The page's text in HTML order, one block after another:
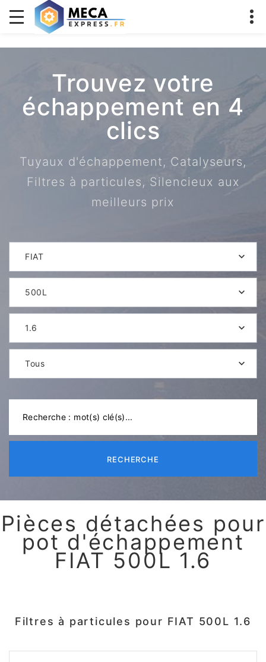
Trouvez votre
échappement en 4
clics
Tuyaux d'échappement, Catalyseurs,
Filtres à particules, Silencieux aux
meilleurs prix
FIAT
500L
1.6
Tous
RECHERCHE
Pièces détachées pour
pot d'échappement
FIAT 500L 1.6
Filtres à particules pour FIAT 500L 1.6